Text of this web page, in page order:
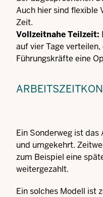
Auch hier sind flexible
Zeit.
Vollzeitnahe Teilzeit:
auf vier Tage
Führungskräfte eine
Ein Sonderweg ist
und umgekehrt.
zum Beispiel eine
weitergezahlt.
Ein solches Modell ist